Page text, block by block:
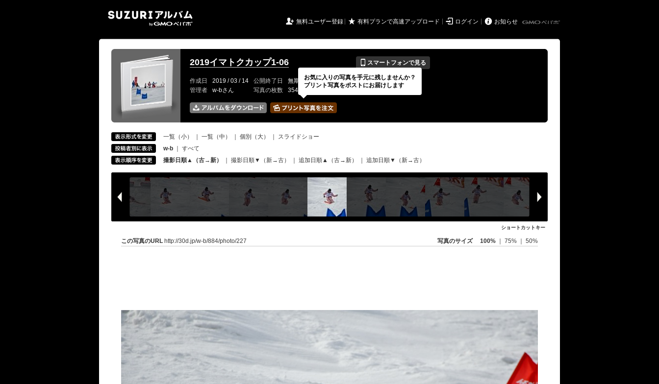
 無料ユーザー登録 ★ 有料プランで高速アップロード  ログイン  お知らせ
2019イマトクカップ1-06 📱 スマートフォンで見る
作成日 2019 / 03 / 14 公開終了日 無期限 イベントの期間
---
管理者
w-bさん 写真の枚数 354 / 2000枚
一覧（小） 一覧（中） 個別（大）
スライドショー
w-b
すべて
撮影日順▲（古→新）
撮影日順▼（新→古） 追加日順▲（古→新） 追加日順▼（新→古）
ショートカットキー
この写真のURL http://30d.jp/w-b/884/photo/227 写真のサイズ 100% 75% 50%
お気に入りの写真を手元に残しませんか？
プリント写真をポストにお届けします